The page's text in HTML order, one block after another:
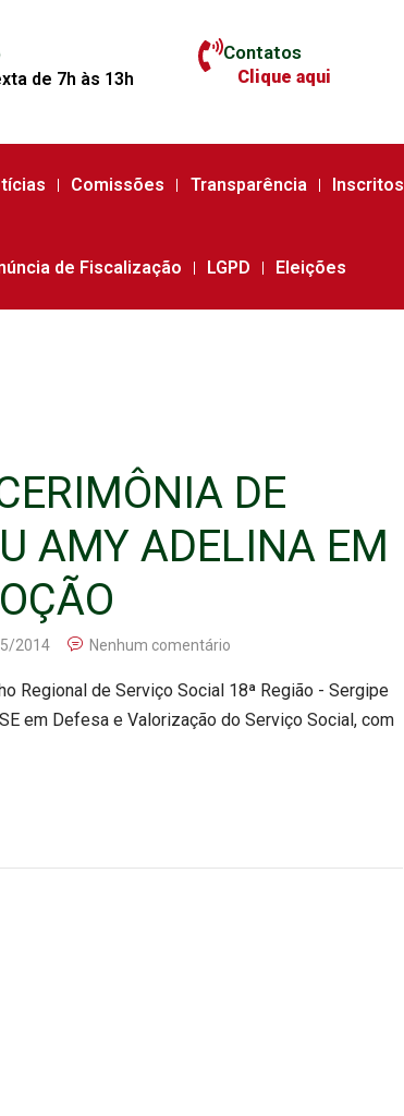
de 7h às 13h
Contatos
Clique aqui
Comissões Transparência Inscritos
de Fiscalização LGPD Eleições
DE
AMY ADELINA EM
2014 Nenhum comentário
Regional de Serviço Social 18ª Região - Sergipe
em Defesa e Valorização do Serviço Social, com